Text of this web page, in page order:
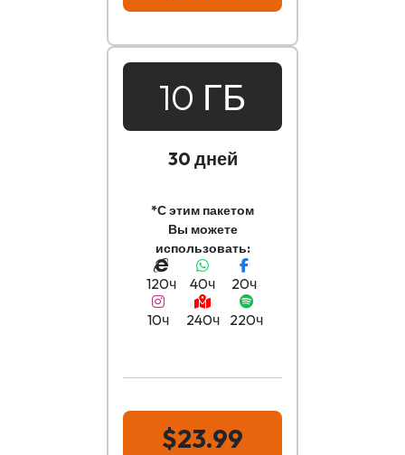
10 ГБ
30 дней
*С этим пакетом
Вы можете
использовать:
120ч 40ч
20ч
10ч
240ч 220ч
$23.99